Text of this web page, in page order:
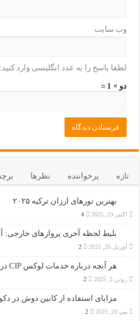
وب‌ سایت
لطفا پاسخ را به عدد انگلیسی وارد کنید:
دو × 1 =
تازه پرخواننده نظرها
بهترین تورهای ارزان ترکیه ۲۰۲۵
اکتبر 29, 2025 4
بلیط لحظه آخری پروازهای خارجی:
آوریل 26, 2025 2
هر آنچه درباره خدمات لوکس CIP در فرودگاه‌ کیش باید بدانید
ژوئن 2, 2025 2
مزایای استفاده از کابین دوش در
می 26, 2025 2